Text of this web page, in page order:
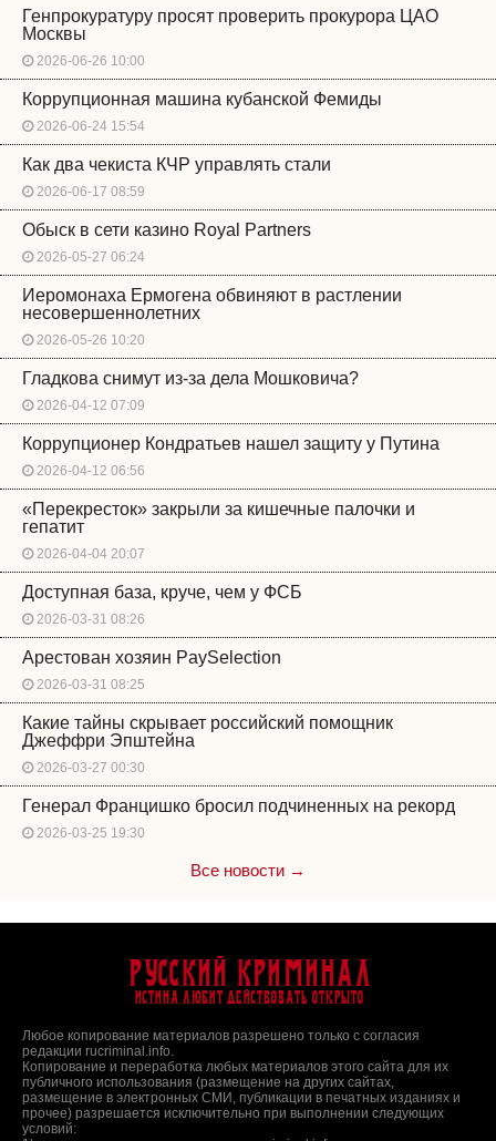
Генпрокуратуру просят проверить прокурора ЦАО
Москвы
2026-06-26 10:00
Коррупционная машина кубанской Фемиды
2026-06-24 15:54
Как два чекиста КЧР управлять стали
2026-06-17 08:59
Обыск в сети казино Royal Partners
2026-05-27 06:24
Иеромонаха Ермогена обвиняют в растлении
несовершеннолетних
2026-05-26 10:20
Гладкова снимут из-за дела Мошковича?
2026-04-12 07:09
Коррупционер Кондратьев нашел защиту у Путина
2026-04-12 06:56
«Перекресток» закрыли за кишечные палочки и
гепатит
2026-04-04 20:07
Доступная база, круче, чем у ФСБ
2026-03-31 08:26
Арестован хозяин PaySelection
2026-03-31 08:25
Какие тайны скрывает российский помощник
Джеффри Эпштейна
2026-03-27 00:30
Генерал Францишко бросил подчиненных на рекорд
2026-03-25 19:30
Все новости →
Русский Криминал
Истина любит действовать открыто
Любое копирование материалов разрешено только с согласия
редакции rucriminal.info.
Копирование и переработка любых материалов этого сайта для их
публичного использования (размещение на других сайтах,
размещение в электронных СМИ, публикации в печатных изданиях и
прочее) разрешается исключительно при выполнении следующих
условий: